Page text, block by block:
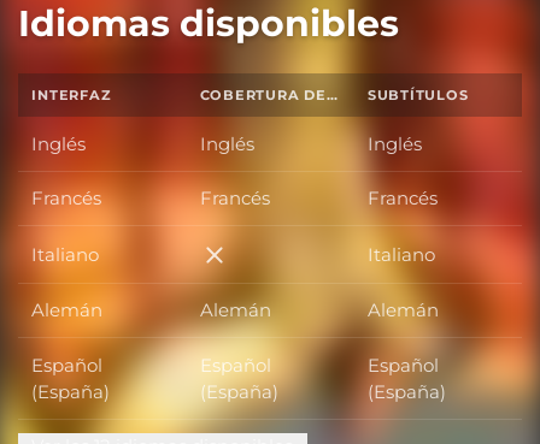
Idiomas disponibles
INTERFAZ COBERTURA DE SONIDO TOTAL SUBTÍTULOS
Inglés Inglés Inglés
Francés Francés Francés
Italiano Italiano Italiano
Alemán Alemán Alemán
Español
(España)
Español
(España)
Español
(España)